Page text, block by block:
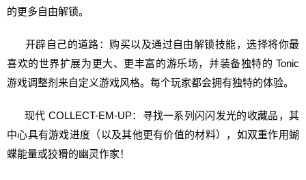
的更多自由解锁。
开辟自己的道路：购买以及通过自由解锁技能，选择将你最
喜欢的世界扩展为更大、更丰富的游乐场，并装备独特的 Tonic
游戏调整剂来自定义游戏风格。每个玩家都会拥有独特的体验。
现代 COLLECT-EM-UP：寻找一系列闪闪发光的收藏品，其
中心具有游戏进度（以及其他更有价值的材料），如双重作用蝴
蝶能量或狡猾的幽灵作家！